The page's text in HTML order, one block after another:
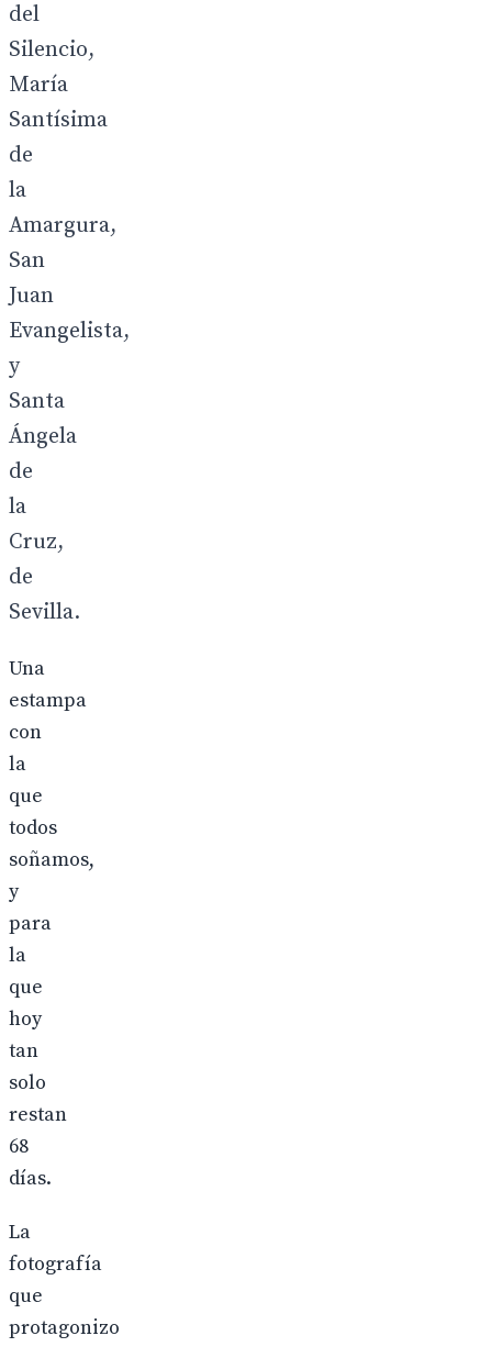
del
Silencio,
María
Santísima
de
la
Amargura,
San
Juan
Evangelista,
y
Santa
Ángela
de
la
Cruz,
de
Sevilla.
Una
estampa
con
la
que
todos
soñamos,
y
para
la
que
hoy
tan
solo
restan
68
días.
La
fotografía
que
protagonizo